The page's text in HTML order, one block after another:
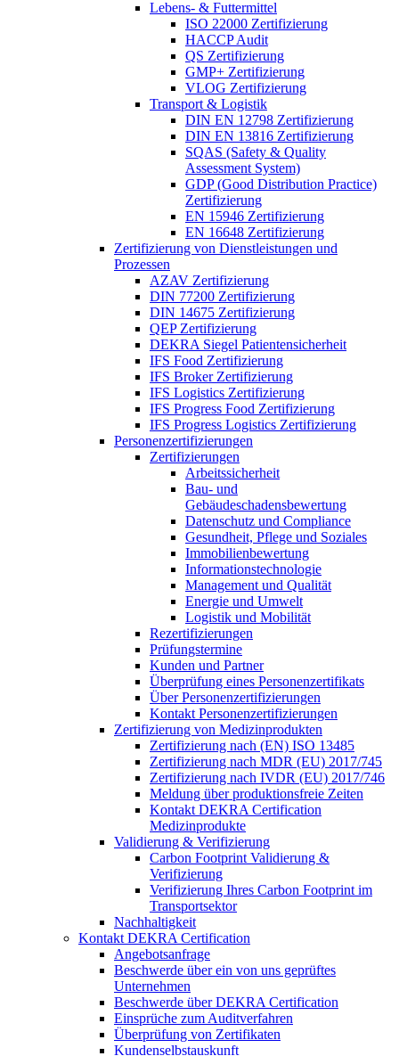
Lebens- & Futtermittel
ISO 22000 Zertifizierung
HACCP Audit
QS Zertifizierung
GMP+ Zertifizierung
VLOG Zertifizierung
Transport & Logistik
DIN EN 12798 Zertifizierung
DIN EN 13816 Zertifizierung
SQAS (Safety & Quality
Assessment System)
GDP (Good Distribution Practice)
Zertifizierung
EN 15946 Zertifizierung
EN 16648 Zertifizierung
Zertifizierung von Dienstleistungen und
Prozessen
AZAV Zertifizierung
DIN 77200 Zertifizierung
DIN 14675 Zertifizierung
QEP Zertifizierung
DEKRA Siegel Patientensicherheit
IFS Food Zertifizierung
IFS Broker Zertifizierung
IFS Logistics Zertifizierung
IFS Progress Food Zertifizierung
IFS Progress Logistics Zertifizierung
Personenzertifizierungen
Zertifizierungen
Arbeitssicherheit
Bau- und
Gebäudeschadensbewertung
Datenschutz und Compliance
Gesundheit, Pflege und Soziales
Immobilienbewertung
Informationstechnologie
Management und Qualität
Energie und Umwelt
Logistik und Mobilität
Rezertifizierungen
Prüfungstermine
Kunden und Partner
Überprüfung eines Personenzertifikats
Über Personenzertifizierungen
Kontakt Personenzertifizierungen
Zertifizierung von Medizinprodukten
Zertifizierung nach (EN) ISO 13485
Zertifizierung nach MDR (EU) 2017/745
Zertifizierung nach IVDR (EU) 2017/746
Meldung über produktionsfreie Zeiten
Kontakt DEKRA Certification
Medizinprodukte
Validierung & Verifizierung
Carbon Footprint Validierung &
Verifizierung
Verifizierung Ihres Carbon Footprint im
Transportsektor
Nachhaltigkeit
Kontakt DEKRA Certification
Angebotsanfrage
Beschwerde über ein von uns geprüftes
Unternehmen
Beschwerde über DEKRA Certification
Einsprüche zum Auditverfahren
Überprüfung von Zertifikaten
Kundenselbstauskunft